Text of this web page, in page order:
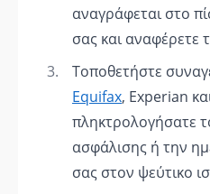
αναγράφεται στο
σας και
Τοποθετήστε
Equifax, Experian
πληκτρολογήσατε
ασφάλισης ή την
σας στον ψεύτικο